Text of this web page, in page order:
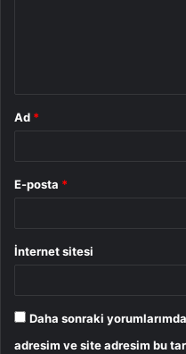
Ad *
E-posta *
İnternet sitesi
Daha sonraki
adresim ve site adresim bu